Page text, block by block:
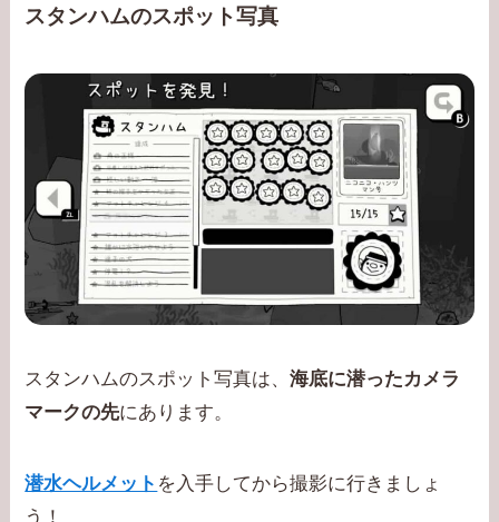
スタンハムのスポット写真
スタンハムのスポット写真は、海底に潜ったカメラ
マークの先にあります。
潜水ヘルメット を入手してから撮影に行きましょ
う！